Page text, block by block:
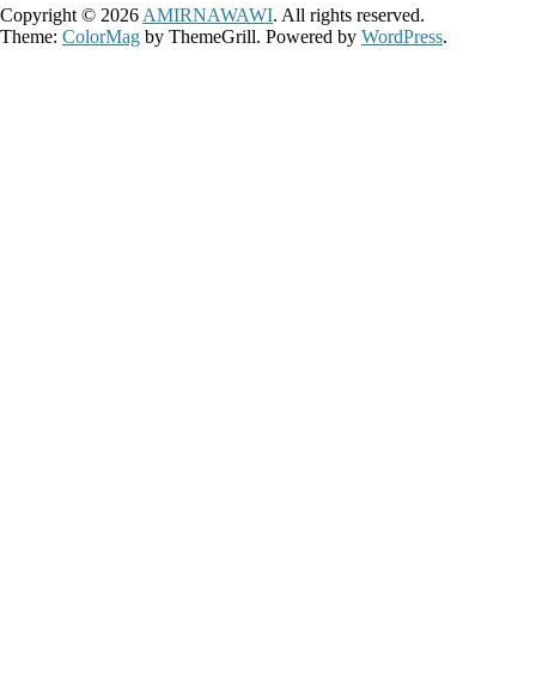
Copyright © 2026 AMIRNAWAWI. All rights reserved.
Theme: ColorMag by ThemeGrill. Powered by WordPress.